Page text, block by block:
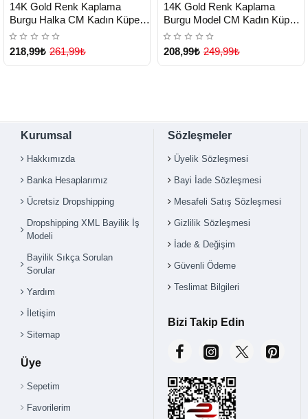
TESLİMAT
14K Gold Renk Kaplama
Burgu Halka CM Kadın Küpe -
Lisinya
218,99₺ 261,99₺
TESLİMAT
14K Gold Renk Kaplama
Burgu Model CM Kadın Küpe -
Lisinya
208,99₺ 249,99₺
Kurumsal
Hakkımızda
Banka Hesaplarımız
Ücretsiz Dropshipping
Dropshipping XML Bayilik İş
Modeli
Bayilik Sıkça Sorulan
Sorular
Yardım
İletişim
Sitemap
Üye
Sepetim
Favorilerim
Sözleşmeler
Üyelik Sözleşmesi
Bayi İade Sözleşmesi
Mesafeli Satış Sözleşmesi
Gizlilik Sözleşmesi
İade & Değişim
Güvenli Ödeme
Teslimat Bilgileri
Bizi Takip Edin